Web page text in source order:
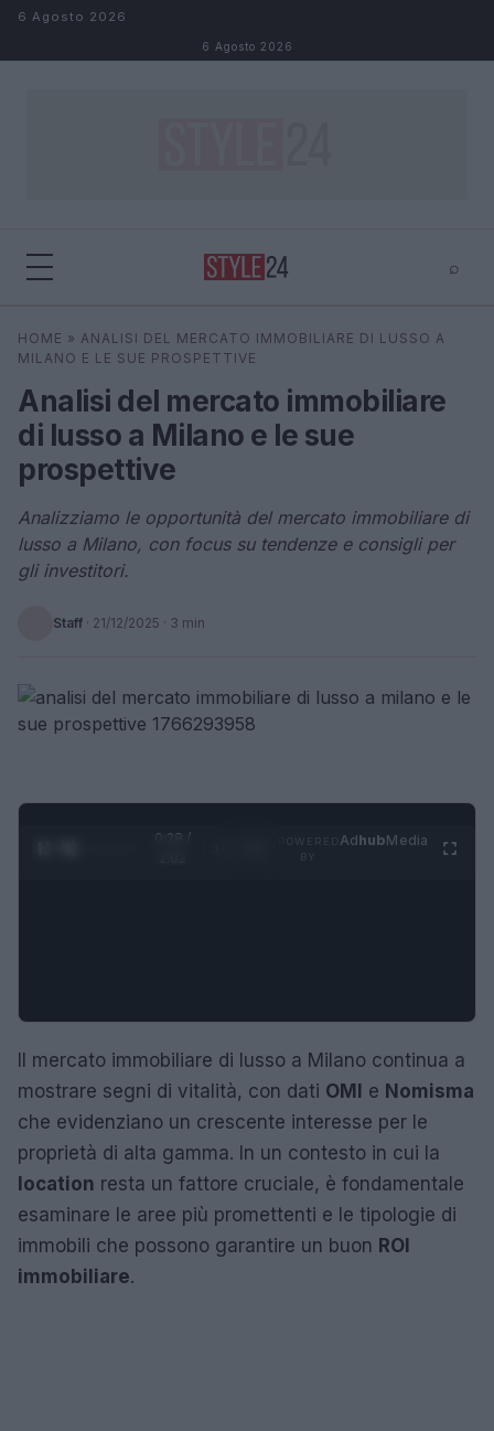
Salta al contenuto
6 Agosto 2026
6 Agosto 2026
⌕
Cerca ⌕
HOME » ANALISI DEL MERCATO IMMOBILIARE DI LUSSO A
MILANO E LE SUE PROSPETTIVE
Analisi del mercato immobiliare
di lusso a Milano e le sue
prospettive
Analizziamo le opportunità del mercato immobiliare di
lusso a Milano, con focus su tendenze e consigli per
gli investitori.
Staff · 21/12/2025 · 3 min
0:29 /
AdhubMedia
Il mercato immobiliare di lusso a Milano continua a
mostrare segni di vitalità, con dati OMI e Nomisma
che evidenziano un crescente interesse per le
proprietà di alta gamma. In un contesto in cui la
location resta un fattore cruciale, è fondamentale
esaminare le aree più promettenti e le tipologie di
immobili che possono garantire un buon ROI
immobiliare.